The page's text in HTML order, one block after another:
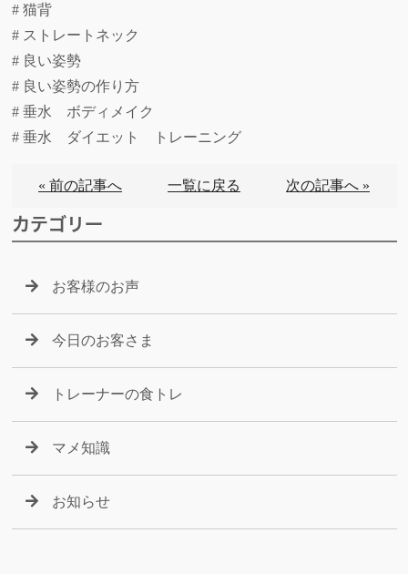
# 猫背
# ストレートネック
# 良い姿勢
# 良い姿勢の作り方
# 垂水 ボディメイク
# 垂水 ダイエット トレーニング
« 前の記事へ 一覧に戻る 次の記事へ »
カテゴリー
お客様のお声
今日のお客さま
トレーナーの食トレ
マメ知識
お知らせ